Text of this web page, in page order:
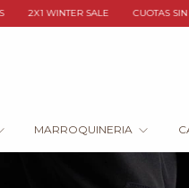
CUOTAS SIN INTERÉS / TRANSFERENCIA
MARROQUINERIA